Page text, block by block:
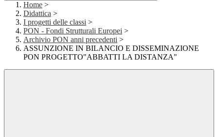
Home >
Didattica >
I progetti delle classi >
PON - Fondi Strutturali Europei >
Archivio PON anni precedenti >
ASSUNZIONE IN BILANCIO E DISSEMINAZIONE
PON PROGETTO"ABBATTI LA DISTANZA"